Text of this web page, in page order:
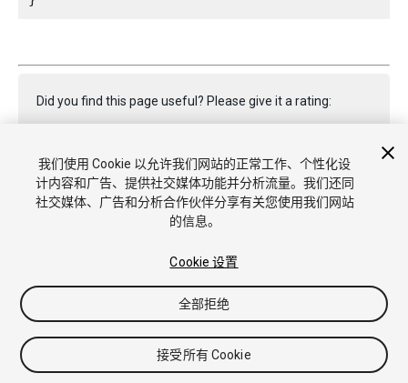
Did you find this page useful? Please give it a rating:
Report a problem on this page
版权所有 © 2020 Unity Technologies. Publication 2020.1
法律条款
Cookie
不要出售或分享我的个人信息
Cookie 偏好
我们使用 Cookie 以允许我们网站的正常工作、个性化设
计内容和广告、提供社交媒体功能并分析流量。我们还同
社交媒体、广告和分析合作伙伴分享有关您使用我们网站
的信息。
Cookie 设置
全部拒绝
接受所有 Cookie